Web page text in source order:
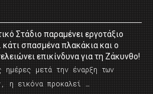
Στάδιο παραμένει εργοτάξιο
κάτι σπασμένα πλακάκια και ο
επικίνδυνα για τη Ζάκυνθο!
ημέρες μετά την έναρξη των
η εικόνα προκαλεί …